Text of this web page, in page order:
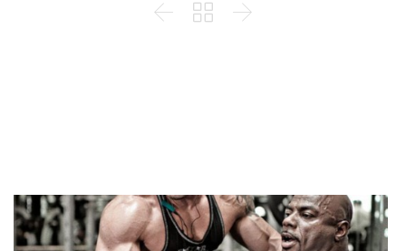
  